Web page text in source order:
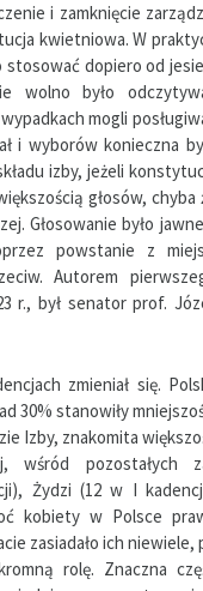
i zamknięcie
kwietniowa. W
stosować dopiero od
wolno było
mogli
i wyborów konieczna
izby, jeżeli
głosów, chyba
Głosowanie było
powstanie z
Autorem
r., był senator prof.
zmieniał się.
30% stanowiły
Izby, znakomita
wśród pozostałych
Żydzi (12 w I
kobiety w Polsce
zasiadało ich niewiele,
rolę. Znaczna